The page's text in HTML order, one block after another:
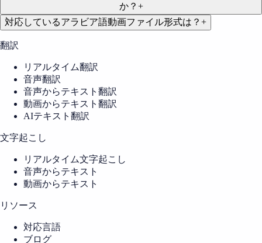
か？ +
対応しているアラビア語動画ファイル形式は？ +
翻訳
リアルタイム翻訳
音声翻訳
音声からテキスト翻訳
動画からテキスト翻訳
AIテキスト翻訳
文字起こし
リアルタイム文字起こし
音声からテキスト
動画からテキスト
リソース
対応言語
ブログ